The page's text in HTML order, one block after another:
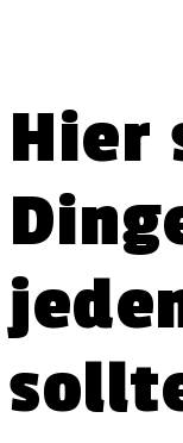
Hier